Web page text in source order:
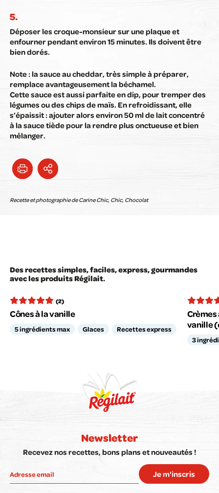
Déposer les croque-monsieur sur une plaque et
enfourner pendant environ 15 minutes. Ils doivent être
bien dorés.
Note : la sauce au cheddar, très simple à préparer,
remplace avantageusement la béchamel.
Cette sauce est aussi parfaite en dip, pour tremper des
légumes ou des chips de maïs. En refroidissant, elle
s’épaissit : ajouter alors environ 50 ml de lait concentré
à la sauce tiède pour la rendre plus onctueuse et bien
mélanger.
Recette et photographie de Carine Chic, Chic, Chocolat
Des recettes simples, faciles, express, gourmandes
avec les produits Régilait.
(2)
Cônes à la vanille
5 ingrédients max Glaces Recettes express
vanille
3
Newsletter
Recevez nos recettes, bons plans et nouveautés !
Je m'inscris